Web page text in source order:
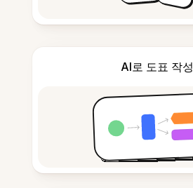
AI로 도표 작성